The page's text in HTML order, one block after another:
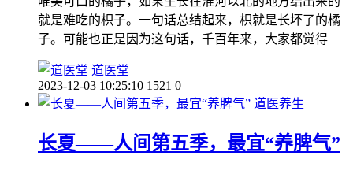
就是难吃的枳子。一句话总结起来，枳就是长坏了的橘
子。可能也正是因为这句话，千百年来，大家都觉得
道医堂
2023-12-03 10:25:10 1521 0
道医养生
长夏——人间第五季，最宜“养脾气”